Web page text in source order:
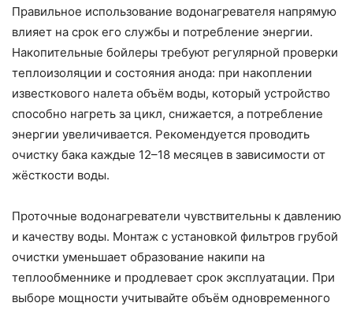
Правильное использование водонагревателя напрямую
влияет на срок его службы и потребление энергии.
Накопительные бойлеры требуют регулярной проверки
теплоизоляции и состояния анода: при накоплении
известкового налета объём воды, который устройство
способно нагреть за цикл, снижается, а потребление
энергии увеличивается. Рекомендуется проводить
очистку бака каждые 12–18 месяцев в зависимости от
жёсткости воды.
Проточные водонагреватели чувствительны к давлению
и качеству воды. Монтаж с установкой фильтров грубой
очистки уменьшает образование накипи на
теплообменнике и продлевает срок эксплуатации. При
выборе мощности учитывайте объём одновременного